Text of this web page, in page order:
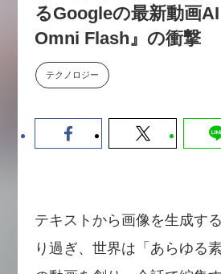
セミナー
【9/30開催
代に、なぜ
ャリアが求
るGoogleの最新動画
Omni Flash』の衝撃
テクノロジー
テキストから画像を生成す
り過ぎ、世界は「あらゆる